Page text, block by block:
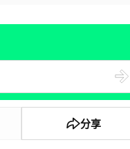
分享